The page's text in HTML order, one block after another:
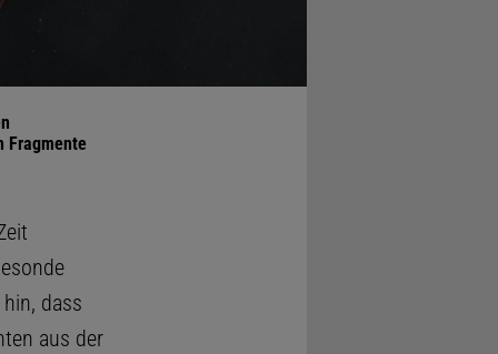
Fragmente
dass
aus der